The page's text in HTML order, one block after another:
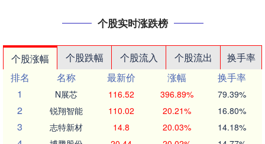
个股实时涨跌榜
个股涨幅 个股跌幅 个股流入 个股流出
换手率
排名
名称 最新价 涨幅
换手率
1
N展芯 116.52 396.89% 79.39%
2 锐翔智能 110.02 20.21% 16.80%
3 志特新材 14.8 20.03% 14.18%